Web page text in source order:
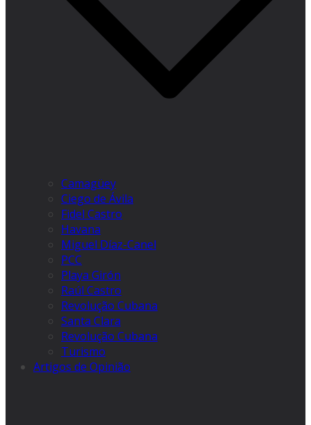
Camagüey
Ciego de Ávila
Fidel Castro
Havana
Miguel Díaz-Canel
PCC
Playa Girón
Raúl Castro
Revolução Cubana
Santa Clara
Revolução Cubana
Turismo
Artigos de Opinião